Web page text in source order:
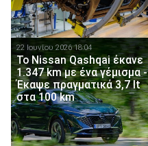
22 Ιουνίου 2026 18:04
To Nissan Qashqai έκανε
1.347 km με ένα γέμισμα -
Έκαψε πραγματικά 3,7 lt
στα 100 km